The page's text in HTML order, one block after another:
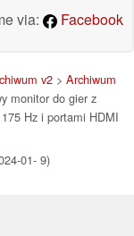
via:
Facebook
v2 > Archiwum
monitor do gier z
Hz i portami HDMI
01- 9)